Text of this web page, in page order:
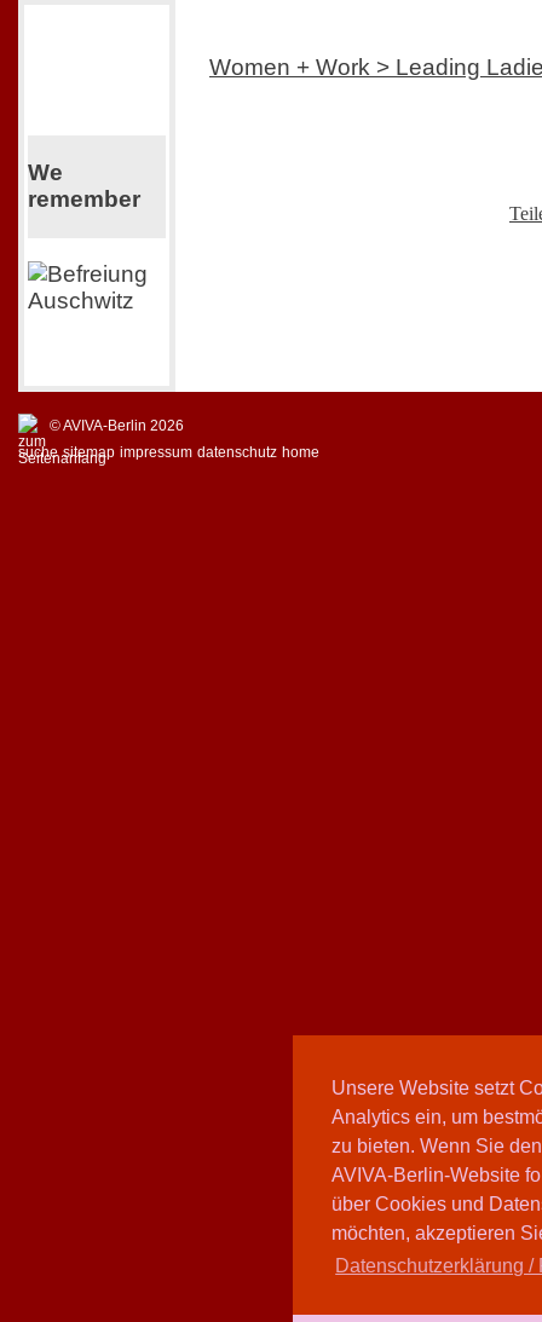
Unsere Website setzt
Analytics ein, um
zu bieten. Wenn Sie
AVIVA-Berlin-Website
über Cookies und
möchten, akzeptieren
Datenschutzerklärung /
We
remember
Women + Work > Leading
© AVIVA-Berlin 2026
suche sitemap impressum datenschutz home